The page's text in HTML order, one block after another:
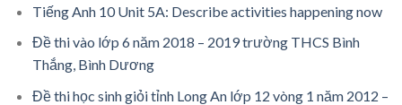
Tiếng Anh 10 Unit 5A: Describe activities happening now
Đề thi vào lớp 6 năm 2018 – 2019 trường THCS Bình
Thắng, Bình Dương
Đề thi học sinh giỏi tỉnh Long An lớp 12 vòng 1 năm 2012 –